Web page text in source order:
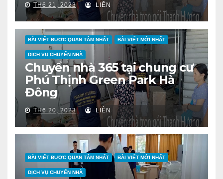
TH6 21, 2023 LIÊN
BÀI VIẾT ĐƯỢC QUAN TÂM NHẤT BÀI VIẾT MỚI NHẤT
DỊCH VỤ CHUYỂN NHÀ
Chuyển nhà 365 tại chung cư
Phú Thịnh Green Park Hà
Đông
TH6 20, 2023 LIÊN
BÀI VIẾT ĐƯỢC QUAN TÂM NHẤT BÀI VIẾT MỚI NHẤT
DỊCH VỤ CHUYỂN NHÀ